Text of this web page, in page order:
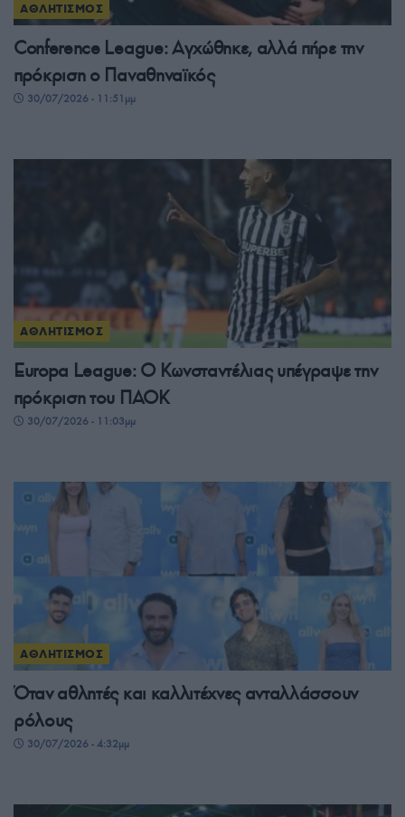
ΑΘΛΗΤΙΣΜΟΣ
Conference League: Αγχώθηκε, αλλά πήρε την
πρόκριση ο Παναθηναϊκός
30/07/2026 - 11:51μμ
ΑΘΛΗΤΙΣΜΟΣ
Europa League: Ο Κωνσταντέλιας υπέγραψε την
πρόκριση του ΠΑΟΚ
30/07/2026 - 11:03μμ
ΑΘΛΗΤΙΣΜΟΣ
Όταν αθλητές και καλλιτέχνες ανταλλάσσουν
ρόλους
30/07/2026 - 4:32μμ